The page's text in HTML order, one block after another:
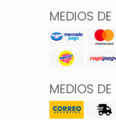
MEDIOS
MEDIOS